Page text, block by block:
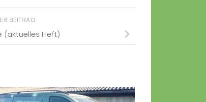
BEITRAG
(aktuelles Heft)